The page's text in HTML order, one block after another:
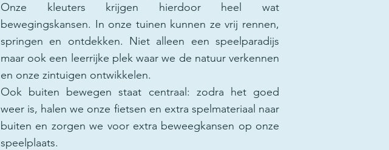
Onze kleuters krijgen hierdoor heel wat
bewegingskansen. In onze tuinen kunnen ze vrij rennen,
springen en ontdekken. Niet alleen een speelparadijs
maar ook een leerrijke plek waar we de natuur verkennen
en onze zintuigen ontwikkelen.
Ook buiten bewegen staat centraal: zodra het goed
weer is, halen we onze fietsen en extra spelmateriaal naar
buiten en zorgen we voor extra beweegkansen op onze
speelplaats.